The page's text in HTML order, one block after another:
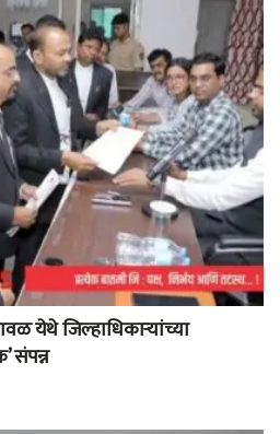
येथे जिल्हाधिकाऱ्यांच्या
संपन्न